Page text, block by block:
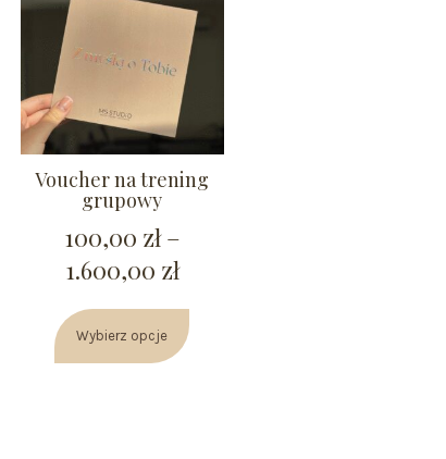
Voucher na trening
grupowy
100,00 zł –
1.600,00 zł
Wybierz opcje